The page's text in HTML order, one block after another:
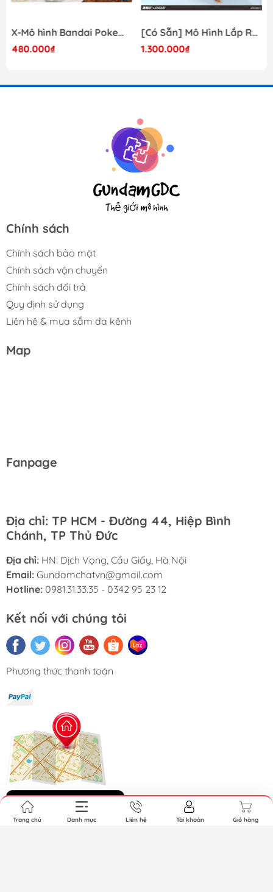
X-Mô hình Bandai Pokemon PLAMO COLLECTION Fossil Pokemon Series Tyrantrum
480.000₫
[Có Sẵn] Mô Hình Lắp Ráp 1/60 Barbatos Logar Wolf Remains Meavy Industries
1.300.000₫
Chính sách
Chính sách bảo mật
Chính sách vận chuyển
Chính sách đổi trả
Quy định sử dụng
Liên hệ & mua sắm đa kênh
Map
Fanpage
Địa chỉ: TP HCM - Đường 44, Hiệp Bình
Chánh, TP Thủ Đức
Địa chỉ: HN: Dịch Vọng, Cầu Giấy, Hà Nội
Email: Gundamchatvn@gmail.com
Hotline: 0981.31.33.35 - 0342 95 23 12
Kết nối với chúng tôi
Phương thức thanh toán
Hệ thống cửa hàng
Trang chủ Danh mục Liên hệ Tài khoản Giỏ hàng